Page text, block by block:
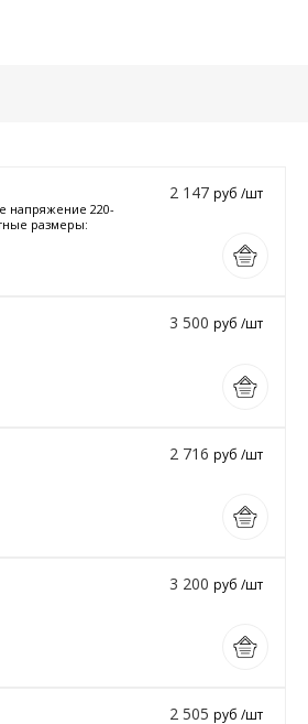
напряжение 220-
размеры:
2 147 руб /шт
3 500 руб /шт
2 716 руб /шт
3 200 руб /шт
2 505 руб /шт